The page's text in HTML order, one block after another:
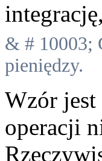
& # 10003;
pieniędzy.
Wzór jest
operacji